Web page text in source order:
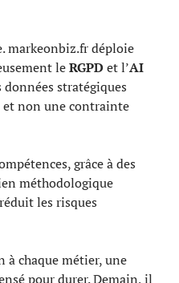
markeonbiz.fr déploie
leRGPDet l’AI
stratégiques
et non une contrainte
grâce à des
méthodologique
les risques
à chaque métier, une
pour durer. Demain, il